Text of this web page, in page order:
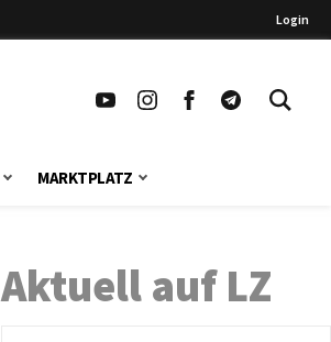
Login
MARKTPLATZ
Aktuell auf LZ